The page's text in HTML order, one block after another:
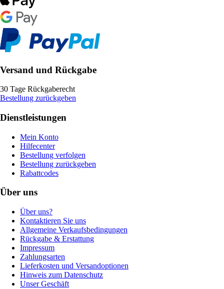
Versand und Rückgabe
30 Tage Rückgaberecht
Bestellung zurückgeben
Dienstleistungen
Mein Konto
Hilfecenter
Bestellung verfolgen
Bestellung zurückgeben
Rabattcodes
Über uns
Über uns?
Kontaktieren Sie uns
Allgemeine Verkaufsbedingungen
Rückgabe & Erstattung
Impressum
Zahlungsarten
Lieferkosten und Versandoptionen
Hinweis zum Datenschutz
Unser Geschäft